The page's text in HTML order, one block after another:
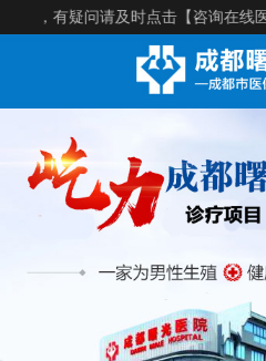
有疑问请及时点击【咨询在线医生